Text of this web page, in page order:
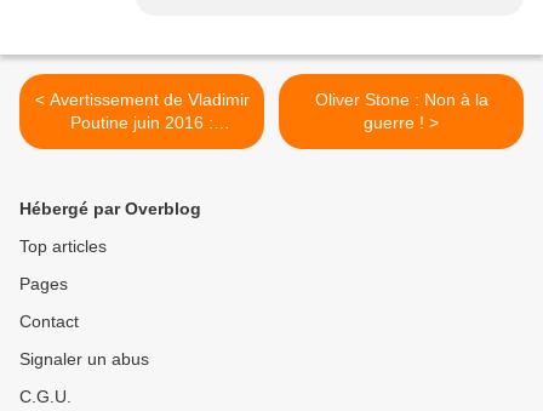
< Avertissement de Vladimir
Poutine juin 2016 :
l'humanité est en danger
Oliver Stone : Non à la
guerre ! >
Hébergé par Overblog
Top articles
Pages
Contact
Signaler un abus
C.G.U.